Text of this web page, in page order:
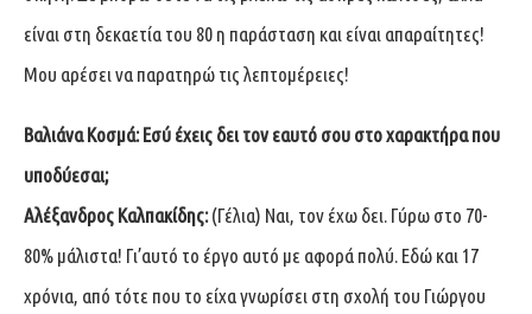
είναι στη δεκαετία του 80 η παράσταση και είναι απαραίτητες!
Μου αρέσει να παρατηρώ τις λεπτομέρειες!
Βαλιάνα Κοσμά: Εσύ έχεις δει τον εαυτό σου στο χαρακτήρα που
υποδύεσαι;
Αλέξανδρος Καλπακίδης:(Γέλια) Ναι, τον έχω δει. Γύρω στο 70-
80% μάλιστα! Γι’αυτό το έργο αυτό με αφορά πολύ. Εδώ και 17
χρόνια, από τότε που το είχα γνωρίσει στη σχολή του Γιώργου